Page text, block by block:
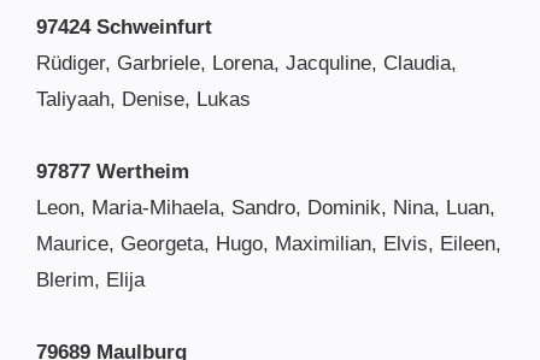
97424 Schweinfurt
Rüdiger, Garbriele, Lorena, Jacquline, Claudia,
Taliyaah, Denise, Lukas
97877 Wertheim
Leon, Maria-Mihaela, Sandro, Dominik, Nina, Luan,
Maurice, Georgeta, Hugo, Maximilian, Elvis, Eileen,
Blerim, Elija
79689 Maulburg